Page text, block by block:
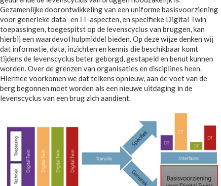
Gezamenlijke doorontwikkeling van een uniforme basisvoorziening
voor generieke data- en IT-aspecten, en specifieke Digital Twin
toepassingen, toegespitst op de levenscyclus van bruggen, kan
hierbij een waardevol hulpmiddel bieden. Op deze wijze denken wij
dat informatie, data, inzichten en kennis die beschikbaar komt
tijdens de levenscyclus beter geborgd, gestapeld en benut kunnen
worden. Over de grenzen van organisaties en disciplines heen.
Hiermee voorkomen we dat telkens opnieuw, aan de voet van de
berg begonnen moet worden als een nieuwe uitdaging in de
levenscyclus van een brug zich aandient.